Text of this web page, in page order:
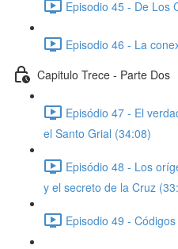
Episodio 45 - De Los
Episodio 46 - La
Capitulo Trece - Parte Dos
Episódio 47 - El
el Santo Grial (34:08)
Episódio 48 - Los
y el secreto de la Cruz
Episodio 49 -